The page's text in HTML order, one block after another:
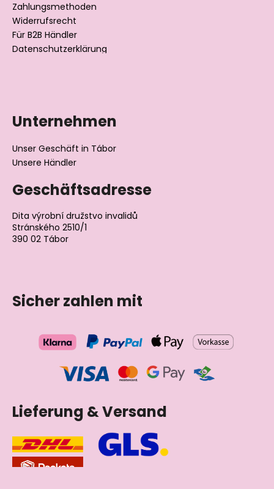
Zahlungsmethoden
Widerrufsrecht
Für B2B Händler
Datenschutzerklärung
Unternehmen
Unser Geschäft in Tábor
Unsere Händler
Geschäftsadresse
Dita výrobní družstvo invalidů
Stránského 2510/1
390 02 Tábor
Sicher zahlen mit
Lieferung & Versand